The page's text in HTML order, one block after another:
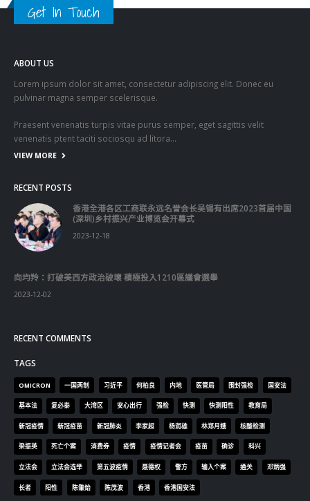
Get In Touch
ABOUT US
Lorem ipsum dolor sit amet, consectetur adipiscing elit. Donec eu
pulvinar magna semper scelerisque.
Praesent venenatis turpis vitae purus semper, eget sagittis velit
venenatis ptent taciti sociosqu ad litora…
VIEW MORE
RECENT POSTS
香港全港各区工商联永远名誉会长吴锡有出席2023首届中国
(深圳)乡村振兴产业博览会开幕式
2023-12-18
向均羚：打破美西方政治破壞 積極投入1210區議會選舉
2023-12-02
RECENT COMMENTS
TAGS
OMICRON 一国两制 习近平 何柏良 内地 医管局 围封强检 国安法
基本法 复必泰 大湾区 安心出行 强检 快测 快测阳性 教育局
新冠疫情 新冠疫苗 新冠肺炎 李家超 杨润雄 林郑月娥 核酸检测
梁振英 死亡个案 消费券 疫情 疫情记者会 疫苗 确诊 科兴
立法会 立法会选举 第五波疫情 聂德权 警方 输入个案 通关 邓炳强
长者 阳性 陈肇始 陈茂波 香港 香港国安法